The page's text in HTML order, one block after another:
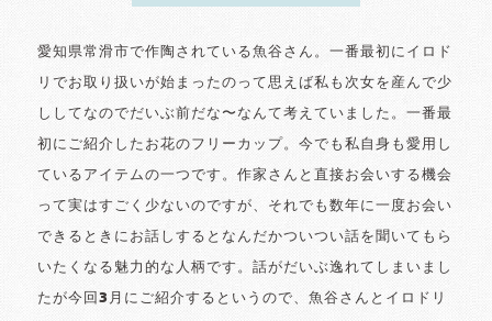
愛知県常滑市で作陶されている魚谷さん。一番最初にイロド
リでお取り扱いが始まったのって思えば私も次女を産んで少
ししてなのでだいぶ前だな〜なんて考えていました。一番最
初にご紹介したお花のフリーカップ。今でも私自身も愛用し
ているアイテムの一つです。作家さんと直接お会いする機会
って実はすごく少ないのですが、それでも数年に一度お会い
できるときにお話しするとなんだかついつい話を聞いてもら
いたくなる魅力的な人柄です。話がだいぶ逸れてしまいまし
たが今回3月にご紹介するというので、魚谷さんとイロドリ